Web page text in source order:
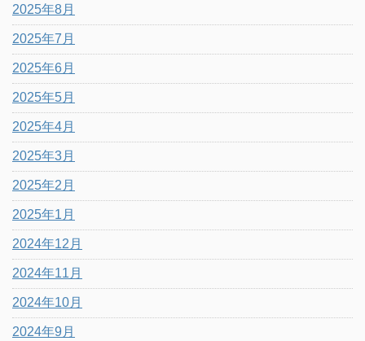
2025年8月
2025年7月
2025年6月
2025年5月
2025年4月
2025年3月
2025年2月
2025年1月
2024年12月
2024年11月
2024年10月
2024年9月